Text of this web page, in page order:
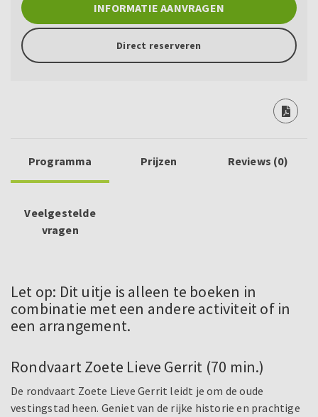
INFORMATIE AANVRAGEN
Direct reserveren
Programma Prijzen Reviews (0)
Veelgestelde
vragen
Let op: Dit uitje is alleen te boeken in
combinatie met een andere activiteit of in
een arrangement.
Rondvaart Zoete Lieve Gerrit (70 min.)
De rondvaart Zoete Lieve Gerrit leidt je om de oude
vestingstad heen. Geniet van de rijke historie en prachtige